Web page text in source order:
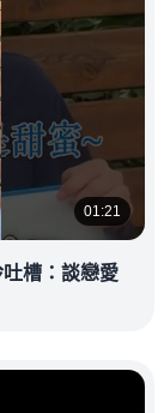
01:21
槽：談戀愛